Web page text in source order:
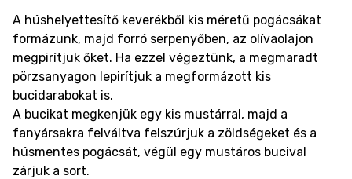
A húshelyettesítő keverékből kis méretű pogácsákat
formázunk, majd forró serpenyőben, az olívaolajon
megpirítjuk őket. Ha ezzel végeztünk, a megmaradt
pörzsanyagon lepirítjuk a megformázott kis
bucidarabokat is.
A bucikat megkenjük egy kis mustárral, majd a
fanyársakra felváltva felszúrjuk a zöldségeket és a
húsmentes pogácsát, végül egy mustáros bucival
zárjuk a sort.